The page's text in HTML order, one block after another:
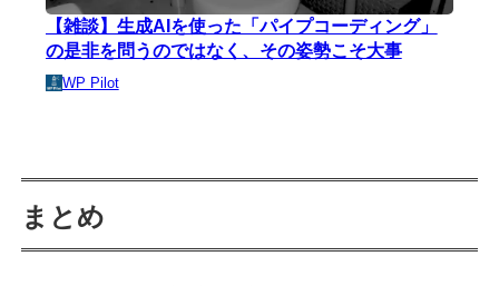
【雑談】生成AIを使った「パイプコーディング」
の是非を問うのではなく、その姿勢こそ大事
WP Pilot
まとめ